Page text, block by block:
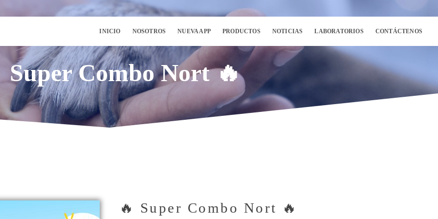
INICIO NOSOTROS NUEVA APP PRODUCTOS NOTICIAS LABORATORIOS CONTÁCTENOS
Super Combo Nort 🔥
🔥 Super Combo Nort 🔥